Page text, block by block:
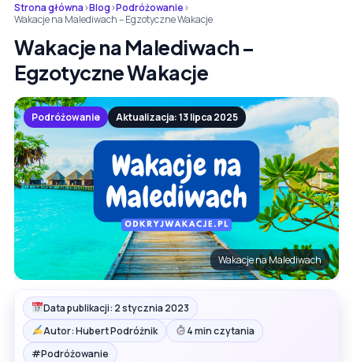
Strona główna›Blog›Podróżowanie›
Wakacje na Malediwach – Egzotyczne Wakacje
Wakacje na Malediwach –
Egzotyczne Wakacje
Podróżowanie Aktualizacja: 13 lipca 2025
Wakacje na Malediwach
Data publikacji: 2 stycznia 2023
Autor: Hubert Podróżnik
4 min czytania
#Podróżowanie